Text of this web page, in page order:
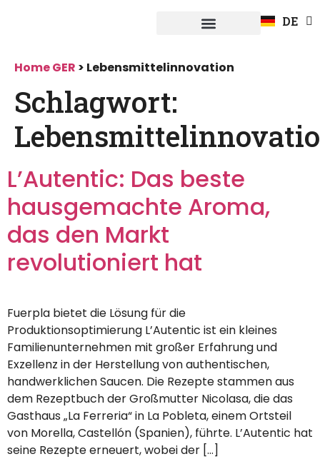
DE
FR
Home GER > Lebensmittelinnovation
Schlagwort:
L’Autentic: Das beste
hausgemachte Aroma,
das den Markt
revolutioniert hat
Fuerpla bietet die Lösung für die
Produktionsoptimierung L’Autentic ist ein kleines
Familienunternehmen mit großer Erfahrung und
Exzellenz in der Herstellung von authentischen,
handwerklichen Saucen. Die Rezepte stammen aus
dem Rezeptbuch der Großmutter Nicolasa, die das
Gasthaus „La Ferreria“ in La Pobleta, einem Ortsteil
von Morella, Castellón (Spanien), führte. L’Autentic hat
seine Rezepte erneuert, wobei der […]